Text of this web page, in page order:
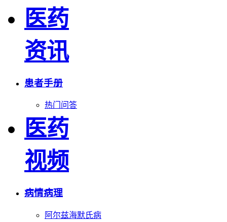
医药
资讯
患者手册
热门问答
医药
视频
病情病理
阿尔兹海默氏病